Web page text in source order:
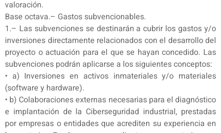
valoración.
Base octava.– Gastos subvencionables.
1.– Las subvenciones se destinarán a cubrir los gastos y/o
inversiones directamente relacionados con el desarrollo del
proyecto o actuación para el que se hayan concedido. Las
subvenciones podrán aplicarse a los siguientes conceptos:
• a) Inversiones en activos inmateriales y/o materiales
(software y hardware).
• b) Colaboraciones externas necesarias para el diagnóstico
e implantación de la Ciberseguridad industrial, prestadas
por empresas o entidades que acrediten su experiencia en